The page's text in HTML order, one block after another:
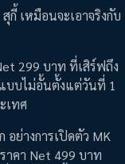
กี้ เหมือนจะเอาจริงกับ
299 บาท ที่เสิร์ฟถึง
บบไม่อั้นตั้งแต่วันที่ 1
เทศ
ย่างการเปิดตัว MK
าคา Net 499 บาท